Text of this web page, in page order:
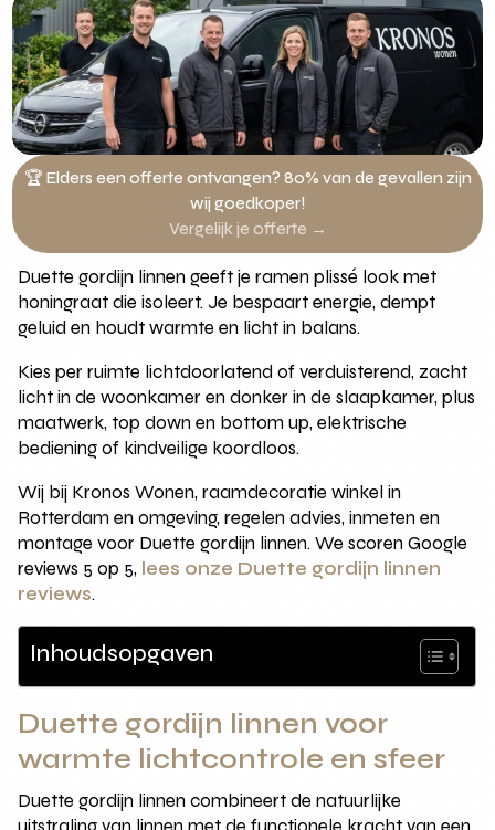
🏆 Elders een offerte ontvangen? 80% van de gevallen zijn
wij goedkoper!
Vergelijk je offerte →
Duette gordijn linnen geeft je ramen plissé look met
honingraat die isoleert. Je bespaart energie, dempt
geluid en houdt warmte en licht in balans.
Kies per ruimte lichtdoorlatend of verduisterend, zacht
licht in de woonkamer en donker in de slaapkamer, plus
maatwerk, top down en bottom up, elektrische
bediening of kindveilige koordloos.
Wij bij Kronos Wonen, raamdecoratie winkel in
Rotterdam en omgeving, regelen advies, inmeten en
montage voor Duette gordijn linnen. We scoren Google
reviews 5 op 5, lees onze Duette gordijn linnen
reviews.
Inhoudsopgaven
Duette gordijn linnen voor
warmte lichtcontrole en sfeer
Duette gordijn linnen combineert de natuurlijke